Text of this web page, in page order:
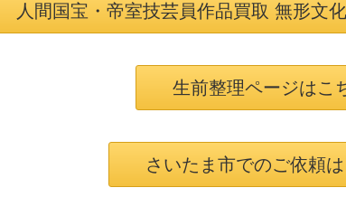
人間国宝・帝室技芸員作品買取 無形文
生前整理ページはこ
さいたま市でのご依頼